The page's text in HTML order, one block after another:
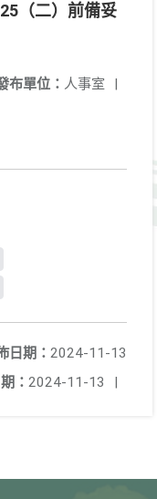
（二）前備妥
布單位： 人事室 |
日期： 2024-11-13
： 2024-11-13 |